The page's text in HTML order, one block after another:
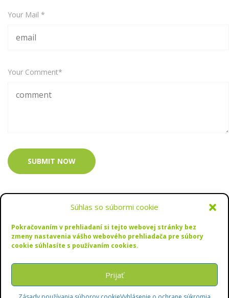
Súhlas so súbormi cookie
Pokračovaním v prehliadaní si tejto webovej stránky bez
zmeny nastavenia vášho webového prehliadača pre súbory
cookie súhlasíte s používaním cookies.
Prijať
Your Mail *
Your Comment*
SUBMIT NOW
Copyrights © 2022 SPU Nitra